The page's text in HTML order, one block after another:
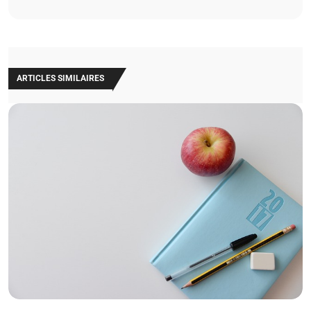
ARTICLES SIMILAIRES